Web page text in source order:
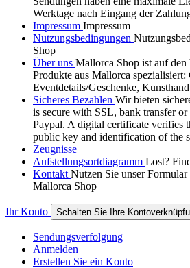
Werktage nach Eingang der
Impressum Impressum
Nutzungsbedingungen
Shop
Über uns Mallorca Shop ist auf
Produkte aus Mallorca spezialisiert:
Eventdetails/Geschenke,
Sicheres Bezahlen Wir bieten
is secure with SSL, bank transfer
Paypal. A digital certificate verifies
public key and identification of the
Zeugnisse
Aufstellungsortdiagramm Lost?
Kontakt Nutzen Sie unser
Mallorca Shop
Ihr Konto Schalten Sie Ihre
Sendungsverfolgung
Anmelden
Erstellen Sie ein Konto